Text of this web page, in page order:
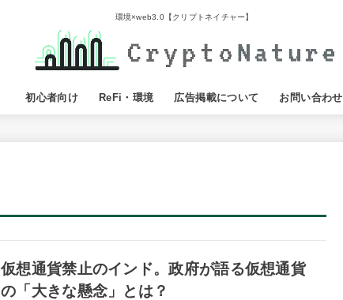
環境×web3.0【クリプトネイチャー】
初心者向け ReFi・環境 広告掲載について お問い合わせ
仮想通貨禁止のインド。政府が語る仮想通貨
の「大きな懸念」とは？